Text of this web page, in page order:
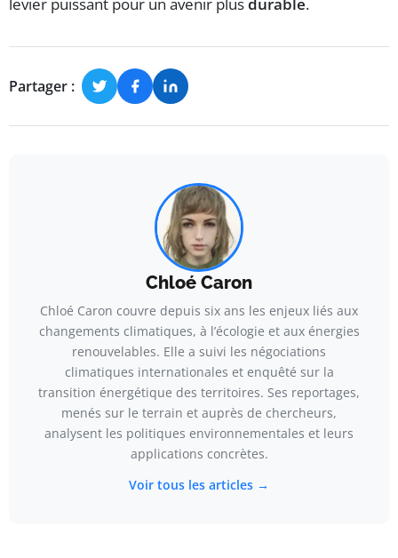
levier puissant pour un avenir plusdurable.
Partager :
Chloé Caron
Chloé Caron couvre depuis six ans les enjeux liés aux
changements climatiques, à l’écologie et aux énergies
renouvelables. Elle a suivi les négociations
climatiques internationales et enquêté sur la
transition énergétique des territoires. Ses reportages,
menés sur le terrain et auprès de chercheurs,
analysent les politiques environnementales et leurs
applications concrètes.
Voir tous les articles →